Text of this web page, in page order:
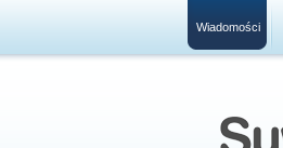
Wiadomości